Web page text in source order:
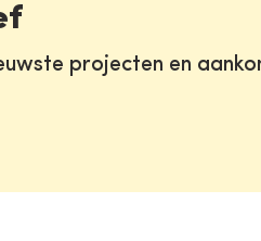
projecten en